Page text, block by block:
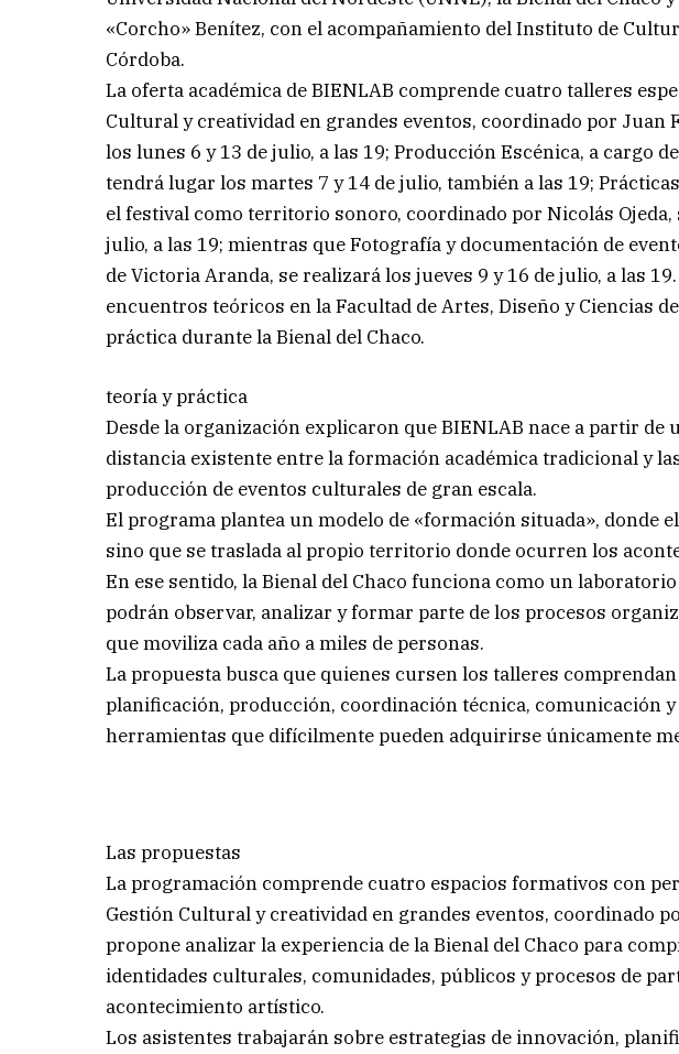
«Corcho» Benítez, con el acompañamiento del Instituto de
Córdoba.
La oferta académica de BIENLAB comprende cuatro talleres
Cultural y creatividad en grandes eventos, coordinado por Juan
los lunes 6 y 13 de julio, a las 19; Producción Escénica, a cargo
tendrá lugar los martes 7 y 14 de julio, también a las 19;
el festival como territorio sonoro, coordinado por Nicolás Ojeda,
julio, a las 19; mientras que Fotografía y documentación de
de Victoria Aranda, se realizará los jueves 9 y 16 de julio, a las
encuentros teóricos en la Facultad de Artes, Diseño y Ciencias
práctica durante la Bienal del Chaco.
teoría y práctica
Desde la organización explicaron que BIENLAB nace a partir de
distancia existente entre la formación académica tradicional y
producción de eventos culturales de gran escala.
El programa plantea un modelo de «formación situada», donde
sino que se traslada al propio territorio donde ocurren los
En ese sentido, la Bienal del Chaco funciona como un
podrán observar, analizar y formar parte de los procesos
que moviliza cada año a miles de personas.
La propuesta busca que quienes cursen los talleres
planificación, producción, coordinación técnica, comunicación
herramientas que difícilmente pueden adquirirse únicamente
Las propuestas
La programación comprende cuatro espacios formativos con
Gestión Cultural y creatividad en grandes eventos, coordinado
propone analizar la experiencia de la Bienal del Chaco para
identidades culturales, comunidades, públicos y procesos de
acontecimiento artístico.
Los asistentes trabajarán sobre estrategias de innovación,